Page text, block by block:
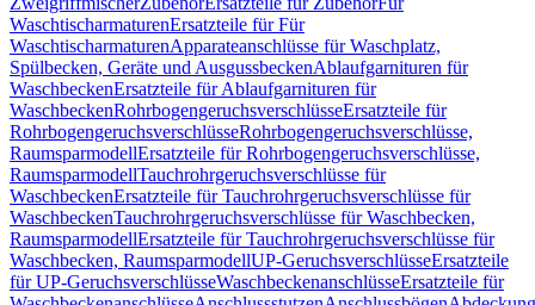
WaschtischarmaturenErsatzteile für Für
WaschtischarmaturenApparateanschlüsse für Waschplatz,
Spülbecken, Geräte und AusgussbeckenAblaufgarnituren für
WaschbeckenErsatzteile für Ablaufgarnituren für
WaschbeckenRohrbogengeruchsverschlüsseErsatzteile für
RohrbogengeruchsverschlüsseRohrbogengeruchsverschlüsse,
RaumsparmodellErsatzteile für Rohrbogengeruchsverschlüsse,
RaumsparmodellTauchrohrgeruchsverschlüsse für
WaschbeckenErsatzteile für Tauchrohrgeruchsverschlüsse für
WaschbeckenTauchrohrgeruchsverschlüsse für Waschbecken,
RaumsparmodellErsatzteile für Tauchrohrgeruchsverschlüsse für
Waschbecken, RaumsparmodellUP-GeruchsverschlüsseErsatzteile
für UP-GeruchsverschlüsseWaschbeckenanschlüsseErsatzteile für